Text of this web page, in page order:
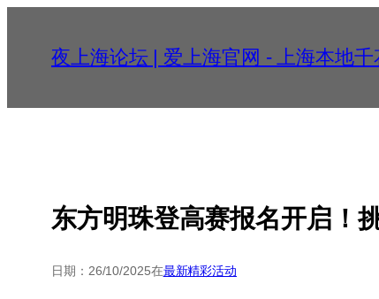
夜上海论坛 | 爱上海官网 - 上海本地
东方明珠登高赛报名开启！
日期： 26/10/2025在最新精彩活动